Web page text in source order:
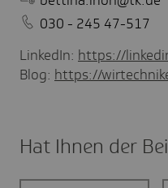
030 - 245 47-517
LinkedIn: https://
Blog: https://
Hat Ihnen der